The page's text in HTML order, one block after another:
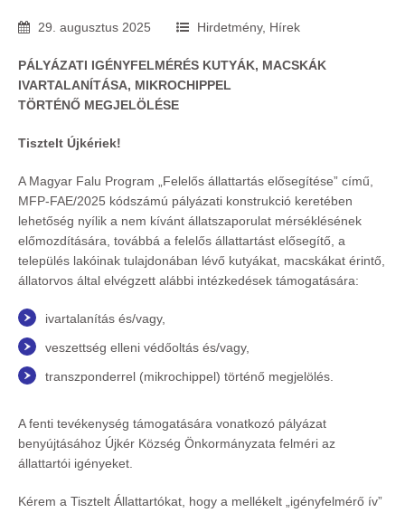
29 augusztus 2025 Hirdetmény, Hírek
PÁLYÁZATI IGÉNYFELMÉRÉS KUTYÁK, MACSKÁK
IVARTALANÍTÁSA, MIKROCHIPPEL
TÖRTÉNŐ MEGJELÖLÉSE
Tisztelt Újkériek!
A Magyar Falu Program „Felelős állattartás elősegítése” című,
MFP-FAE/2025 kódszámú pályázati konstrukció keretében
lehetőség nyílik a nem kívánt állatszaporulat mérséklésének
előmozdítására, továbbá a felelős állattartást elősegítő, a
település lakóinak tulajdonában lévő kutyákat, macskákat érintő,
állatorvos által elvégzett alábbi intézkedések támogatására:
ivartalanítás és/vagy,
veszettség elleni védőoltás és/vagy,
transzponderrel (mikrochippel) történő megjelölés.
A fenti tevékenység támogatására vonatkozó pályázat
benyújtásához Újkér Község Önkormányzata felméri az
állattartói igényeket.
Kérem a Tisztelt Állattartókat, hogy a mellékelt „igényfelmérő ív”